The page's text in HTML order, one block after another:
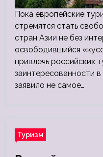
Пока европейские
стремятся стать
стран Азии не без
освободившийся
привлечь российских
заинтересованности
заявило не самое…
Туризм